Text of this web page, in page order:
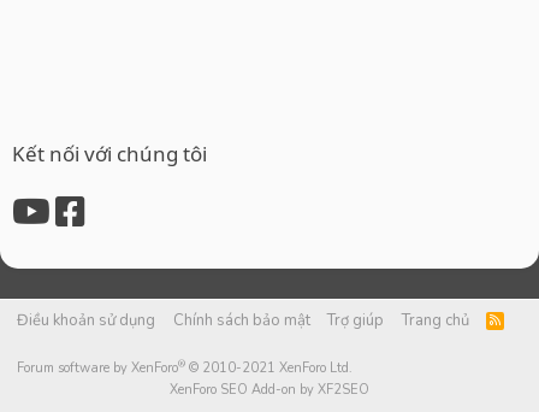
Kết nối với chúng tôi
Điều khoản sử dụng Chính sách bảo mật Trợ giúp Trang chủ
R
S
Forum software by XenForo® © 2010-2021 XenForo Ltd.
XenForo SEO Add-on by XF2SEO